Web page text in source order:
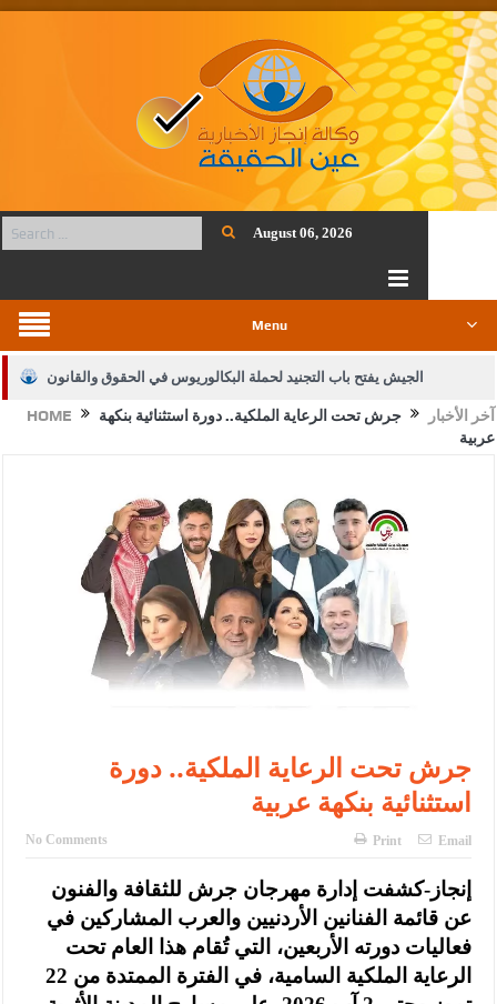
August 06, 2026
Menu
الجيش يفتح باب التجنيد لحملة البكالوريوس في الحقوق والقانون
بيان اجتماع عمّان:دعم الوصاية الهاشمية التاريخية على المقدسات
الأمن يتلف 16 مليون حبة كبتاجون و1480 كغم مواد مخدرة
النواب يقر مشروع تعديل قانون الملكية العقارية
القاضي يلتقي رؤساء تحرير الصحف اليومية ويؤكد حرص مجلس النواب
على شراكة فاعلة مع الإعلام
دعوة المكلفين بخدمة العلم (الدفعة الثالثة) إلى مراجعة منصة خدمة
الملك يلتقي مجموعة من رفاق السلاح
الملك يتلقى اتصالا هاتفيا من العاهل البحريني
القاضي محمود أحمد فريحات.. مبارك ومزيدا من التوفيق
عارف بيك فريحات.. مبارك وبكم تزهو المناصب
HOME آخر الأخبار
جرش تحت الرعاية الملكية.. دورة استثنائية بنكهة
عربية
جرش تحت الرعاية الملكية.. دورة
استثنائية بنكهة عربية
No Comments Print Email
إنجاز-كشفت إدارة مهرجان جرش للثقافة والفنون
عن قائمة الفنانين الأردنيين والعرب المشاركين في
فعاليات دورته الأربعين، التي تُقام هذا العام تحت
الرعاية الملكية السامية، في الفترة الممتدة من 22